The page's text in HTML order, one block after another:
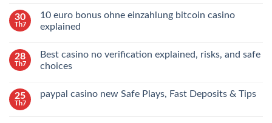
30
Th7
10 euro bonus ohne einzahlung bitcoin casino
explained
28
Th7
Best casino no verification explained, risks, and safe
choices
25
Th7
paypal casino new Safe Plays, Fast Deposits & Tips